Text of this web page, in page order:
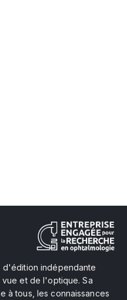
d'édition indépendante
et de l'optique. Sa
à tous, les connaissances